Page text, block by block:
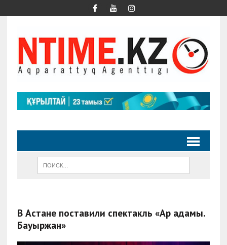
В Астане поставили спектакль «Ар адамы.
Бауыржан»